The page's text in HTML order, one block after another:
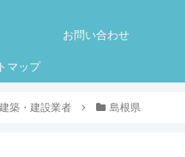
お問い合わせ
マップ
築・建設業者 島根県